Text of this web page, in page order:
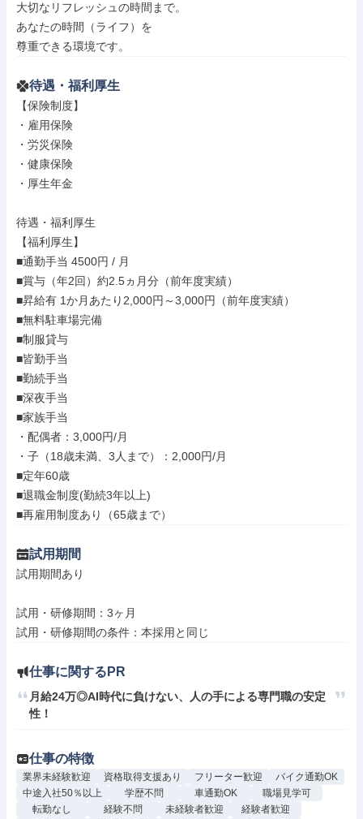
大切なリフレッシュの時間まで。
あなたの時間（ライフ）を
尊重できる環境です。
待遇・福利厚生
【保険制度】
・雇用保険
・労災保険
・健康保険
・厚生年金
待遇・福利厚生
【福利厚生】
■通勤手当 4500円 / 月
■賞与（年2回）約2.5ヵ月分（前年度実績）
■昇給有 1か月あたり2,000円～3,000円（前年度実績）
■無料駐車場完備
■制服貸与
■皆勤手当
■勤続手当
■深夜手当
■家族手当
・配偶者：3,000円/月
・子（18歳未満、3人まで）：2,000円/月
■定年60歳
■退職金制度(勤続3年以上)
■再雇用制度あり（65歳まで）
試用期間
試用期間あり
試用・研修期間：3ヶ月
仕事に関するPR
月給24万◎AI時代に負けない、人の手による専門職の安定
性！
仕事の特徴
業界未経験歓迎 資格取得支援あり フリーター歓迎
バイク通勤OK
中途入社50％以上
学歴不問 車通勤OK
職場見学可
転勤なし
経験不問 未経験者歓迎
経験者歓迎